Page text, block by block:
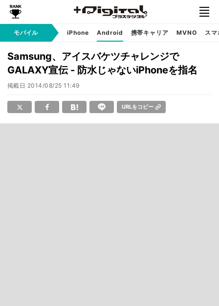
モバイル iPhone Android 携帯キャリア MVNO ス
Samsung、アイスバケツチャレンジで
GALAXY宣伝 - 防水じゃないiPhoneを指名
掲載日 2014/08/25 11:49
URLをコピー